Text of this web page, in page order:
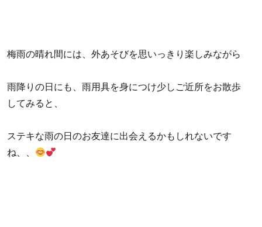
梅雨の晴れ間には、外あそびを思いっきり楽しみながら
雨降りの日にも、雨用具を身につけ少しご近所をお散歩
してみると、
ステキな雨の日のお友達に出会えるかもしれないです
ね、、